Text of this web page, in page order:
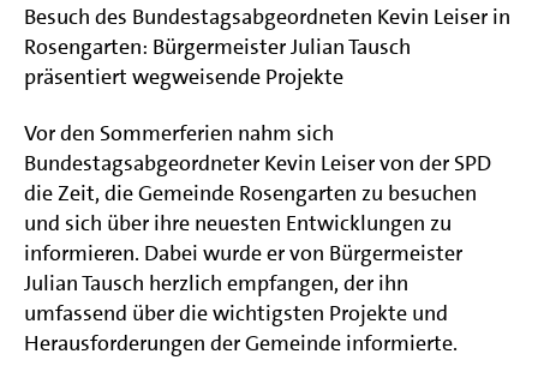
Besuch des Bundestagsabgeordneten Kevin Leiser in
Rosengarten: Bürgermeister Julian Tausch
präsentiert wegweisende Projekte
Vor den Sommerferien nahm sich
Bundestagsabgeordneter Kevin Leiser von der SPD
die Zeit, die Gemeinde Rosengarten zu besuchen
und sich über ihre neuesten Entwicklungen zu
informieren. Dabei wurde er von Bürgermeister
Julian Tausch herzlich empfangen, der ihn
umfassend über die wichtigsten Projekte und
Herausforderungen der Gemeinde informierte.